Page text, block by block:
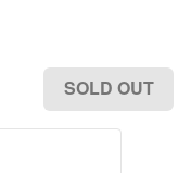
SOLD OUT